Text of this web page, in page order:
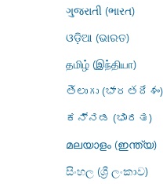
ગુજરાતી (ભારત)
ଓଡ଼ିଆ (ଭାରତ)
தமிழ் (இந்தியா)
తెలుగు (భారతదేశం)
ಕನ್ನಡ (ಭಾರತ)
മലയാളം (ഇന്ത്യ)
සිංහල (ශ්‍රී ලංකාව)